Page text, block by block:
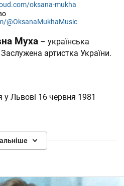
oksana-mukha
@OksanaMukhaMusic
Муха – українська
артистка України.
Львові 16 червня 1981
від батька, який був
спеціальній музичній
навчаючись